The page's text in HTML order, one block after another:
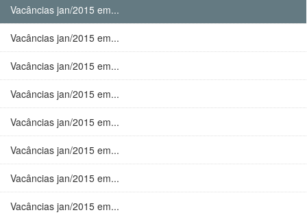
Vacâncias jan/2015 em...
Vacâncias jan/2015 em...
Vacâncias jan/2015 em...
Vacâncias jan/2015 em...
Vacâncias jan/2015 em...
Vacâncias jan/2015 em...
Vacâncias jan/2015 em...
Vacâncias jan/2015 em...